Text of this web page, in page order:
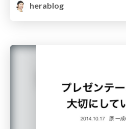
herablog